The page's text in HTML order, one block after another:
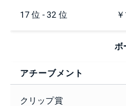
17 位 - 32 位
ボ
アチーブメント
クリップ賞